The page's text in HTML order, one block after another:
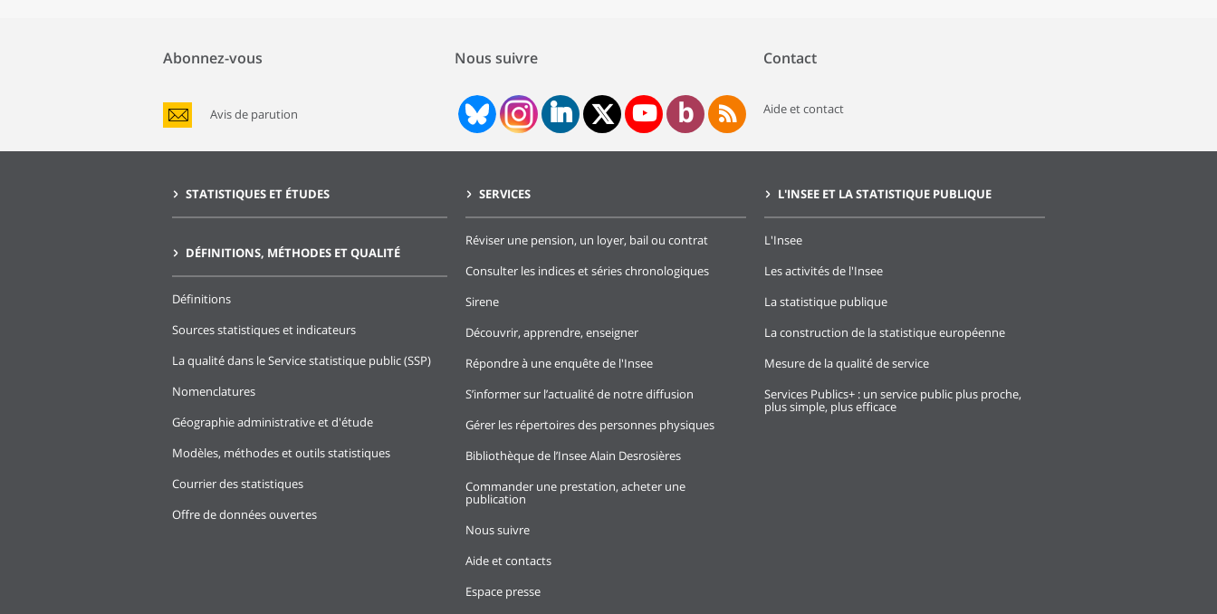
Abonnez-vous
Avis de parution
Nous suivre Contact
Aide et contact
STATISTIQUES ET ÉTUDES
DÉFINITIONS, MÉTHODES ET QUALITÉ
Définitions
Sources statistiques et indicateurs
La qualité dans le Service statistique public (SSP)
Nomenclatures
Géographie administrative et d'étude
Modèles, méthodes et outils statistiques
Courrier des statistiques
Offre de données ouvertes
SERVICES
Réviser une pension, un loyer, bail ou contrat
Consulter les indices et séries chronologiques
Sirene
Découvrir, apprendre, enseigner
Répondre à une enquête de l'Insee
S’informer sur l’actualité de notre diffusion
Gérer les répertoires des personnes physiques
Bibliothèque de l’Insee Alain Desrosières
Commander une prestation, acheter une
publication
Nous suivre
Aide et contacts
Espace presse
L'INSEE ET LA STATISTIQUE PUBLIQUE
L'Insee
Les activités de l'Insee
La statistique publique
La construction de la statistique européenne
Mesure de la qualité de service
Services Publics+ : un service public plus proche,
plus simple, plus efficace